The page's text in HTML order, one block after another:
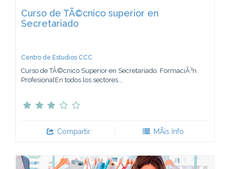
Curso de TÃ©cnico superior en
Secretariado
Centro de Estudios CCC
Curso de TÃ©cnico Superior en Secretariado. FormaciÃ³n
ProfesionalEn todos los sectores...
Compartir MÃ¡s Info